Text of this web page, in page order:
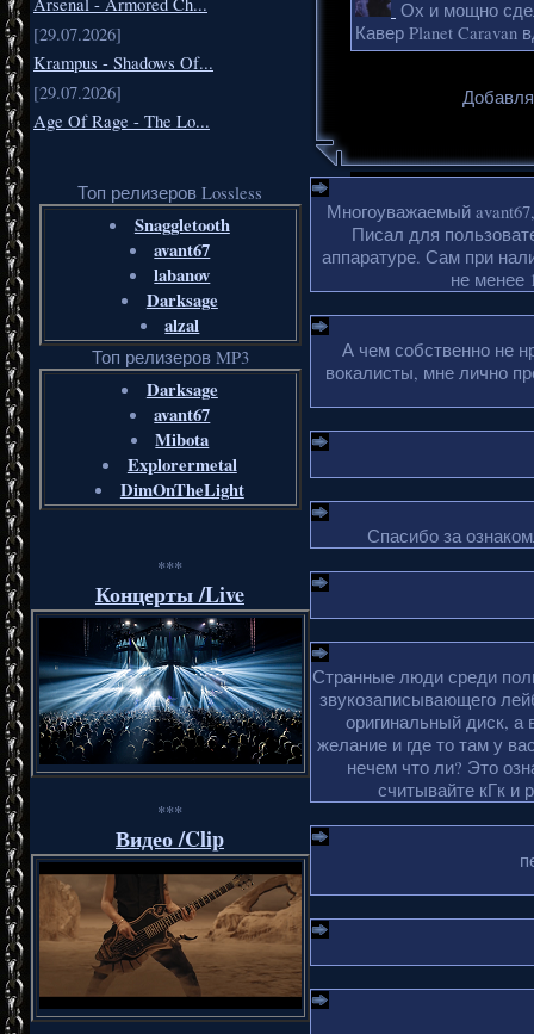
[29.07.2026]
Krampus - Shadows Of...
[29.07.2026]
Age Of Rage - The Lo...
Топ релизеров Lossless
Snaggletooth
avant67
labanov
Darksage
alzal
Топ релизеров MP3
Darksage
avant67
Mibota
Explorermetal
DimOnTheLight
***
Концерты /Live
***
Видео /Clip
Ох и мощно
Кавер Planet Caravan
Многоуважаемый
Писал для
аппаратуре. Сам при
не менее
А чем собственно не
вокалисты, мне лично
Спасибо за
Странные люди среди
звукозаписывающего
оригинальный диск, а
желание и где то там у
нечем что ли? Это
считывайте кГк и